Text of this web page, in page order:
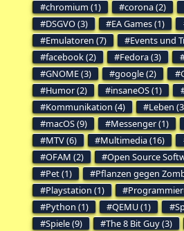
chromium (1)
corona (2)
DSGVO (3)
EA Games (1)
Emulatoren (7)
Events und
facebook (2)
Fedora (3)
GNOME (3)
google (2)
Humor (2)
insaneOS (1)
Kommunikation (4)
Leben
macOS (9)
Messenger (1)
MTV (6)
Multimedia (16)
OFAM (2)
Open Source
Pet (1)
Pflanzen gegen
Playstation (1)
Python (1)
QEMU (1)
Spiele (9)
The 8 Bit Guy (3)